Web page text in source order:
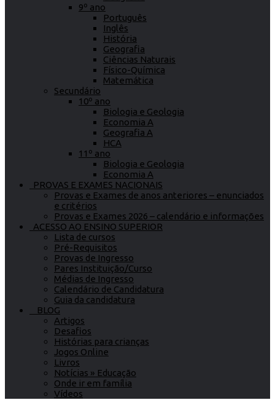
9º ano
Português
Inglês
História
Geografia
Ciências Naturais
Físico-Química
Matemática
Secundário
10º ano
Biologia e Geologia
Economia A
Geografia A
HCA
11º ano
Biologia e Geologia
Economia A
PROVAS E EXAMES NACIONAIS
Provas e Exames de anos anteriores – enunciados
e critérios
Provas e Exames 2026 – calendário e informações
ACESSO AO ENSINO SUPERIOR
Lista de cursos
Pré-Requisitos
Provas de Ingresso
Pares Instituição/Curso
Médias de Ingresso
Calendário de Candidatura
Guia da candidatura
BLOG
Artigos
Desafios
Histórias para crianças
Jogos Online
Livros
Notícias » Educação
Onde ir em família
Vídeos